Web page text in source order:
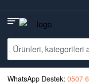
WhatsApp Destek: 0507